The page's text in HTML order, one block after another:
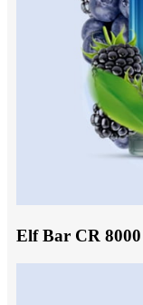
Elf Bar CR 8000